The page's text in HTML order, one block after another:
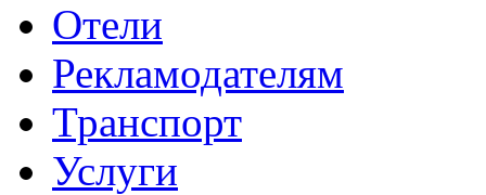
Отели
Рекламодателям
Транспорт
Услуги